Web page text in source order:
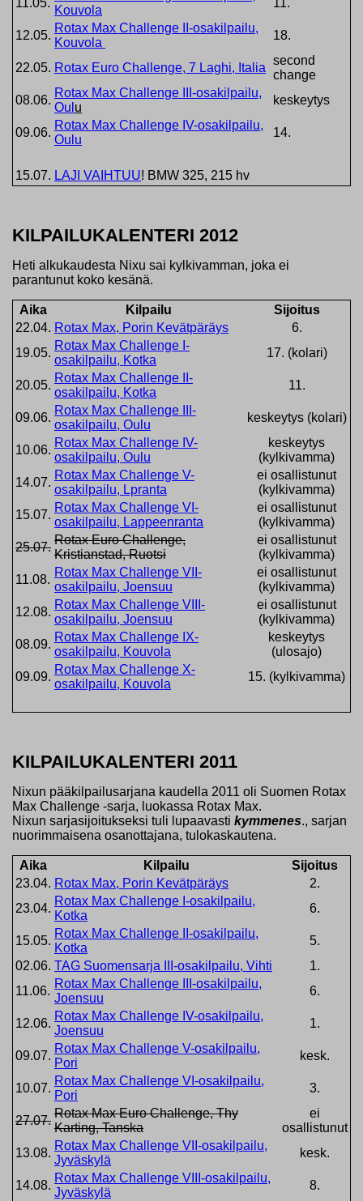
11.05.
Kouvola
11.
12.05.
Rotax Max Challenge II-osakilpailu,
Kouvola
18.
22.05. Rotax Euro Challenge, 7 Laghi, Italia
second
change
08.06.
Rotax Max Challenge III-osakilpailu,
Oul u
keskeytys
09.06.
Rotax Max Challenge IV-osakilpailu,
Oulu
14.
15.07. LAJI VAIHTUU! BMW 325, 215 hv
KILPAILUKALENTERI 2012
Heti alkukaudesta Nixu sai kylkivamman, joka ei
parantunut koko kesänä.
Aika Kilpailu
Sijoitus
22.04. Rotax Max, Porin Kevätpäräys
6.
19.05.
Rotax Max Challenge I-
osakilpailu, Kotka
17. (kolari)
20.05.
Rotax Max Challenge II-
osakilpailu, Kotka
11.
09.06.
Rotax Max Challenge III-
osakilpailu, Oulu
keskeytys (kolari)
10.06.
Rotax Max Challenge IV-
osakilpailu, Oulu
keskeytys
(kylkivamma)
14.07.
Rotax Max Challenge V-
osakilpailu, Lpranta
ei osallistunut
(kylkivamma)
15.07.
Rotax Max Challenge VI-
osakilpailu, Lappeenranta
ei osallistunut
(kylkivamma)
25.07.
Rotax Euro Challenge,
Kristianstad, Ruotsi
ei osallistunut
(kylkivamma)
11.08.
Rotax Max Challenge VII-
osakilpailu, Joensuu
ei osallistunut
(kylkivamma)
12.08.
Rotax Max Challenge VIII-
osakilpailu, Joensuu
ei osallistunut
(kylkivamma)
08.09.
Rotax Max Challenge IX-
osakilpailu, Kouvola
keskeytys
(ulosajo)
09.09.
Rotax Max Challenge X-
osakilpailu, Kouvola
15. (kylkivamma)
KILPAILUKALENTERI 2011
Nixun pääkilpailusarjana kaudella 2011 oli Suomen Rotax
Max Challenge -sarja, luokassa Rotax Max.
Nixun sarjasijoitukseksi tuli lupaavasti kymmenes., sarjan
nuorimmaisena osanottajana, tulokaskautena.
Aika Kilpailu
Sijoitus
23.04. Rotax Max, Porin Kevätpäräys
2.
23.04.
Rotax Max Challenge I-osakilpailu,
Kotka
6.
15.05.
Rotax Max Challenge II-osakilpailu,
Kotka
5.
02.06. TAG Suomensarja III-osakilpailu, Vihti
1.
11.06.
Rotax Max Challenge III-osakilpailu,
Joensuu
6.
12.06.
Rotax Max Challenge IV-osakilpailu,
Joensuu
1.
09.07.
Rotax Max Challenge V-osakilpailu,
Pori
kesk.
10.07.
Rotax Max Challenge VI-osakilpailu,
Pori
3.
27.07.
Rotax Max Euro Challenge, Thy
Karting, Tanska
ei
osallistunut
13.08.
Rotax Max Challenge VII-osakilpailu,
Jyväskylä
kesk.
14.08.
Rotax Max Challenge VIII-osakilpailu,
Jyväskylä
8.